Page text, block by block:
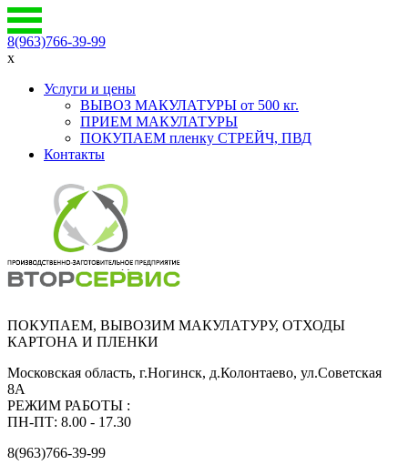
8(963)766-39-99
x
Услуги и цены
ВЫВОЗ МАКУЛАТУРЫ от 500 кг.
ПРИЕМ МАКУЛАТУРЫ
ПОКУПАЕМ пленку СТРЕЙЧ, ПВД
Контакты
ПОКУПАЕМ, ВЫВОЗИМ МАКУЛАТУРУ, ОТХОДЫ
КАРТОНА И ПЛЕНКИ
Московская область, г.Ногинск, д.Колонтаево, ул.Советская
8А
РЕЖИМ РАБОТЫ :
ПН-ПТ: 8.00 - 17.30
8(963)766-39-99